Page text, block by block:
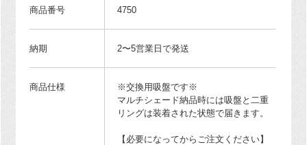
商品番号 4750
納期 2〜5営業日で発送
商品仕様
※交換用吸盤です※
マルチシェード納品時には吸盤と二重
リングは装着された状態で届きます。
【必要になってからご注文ください】